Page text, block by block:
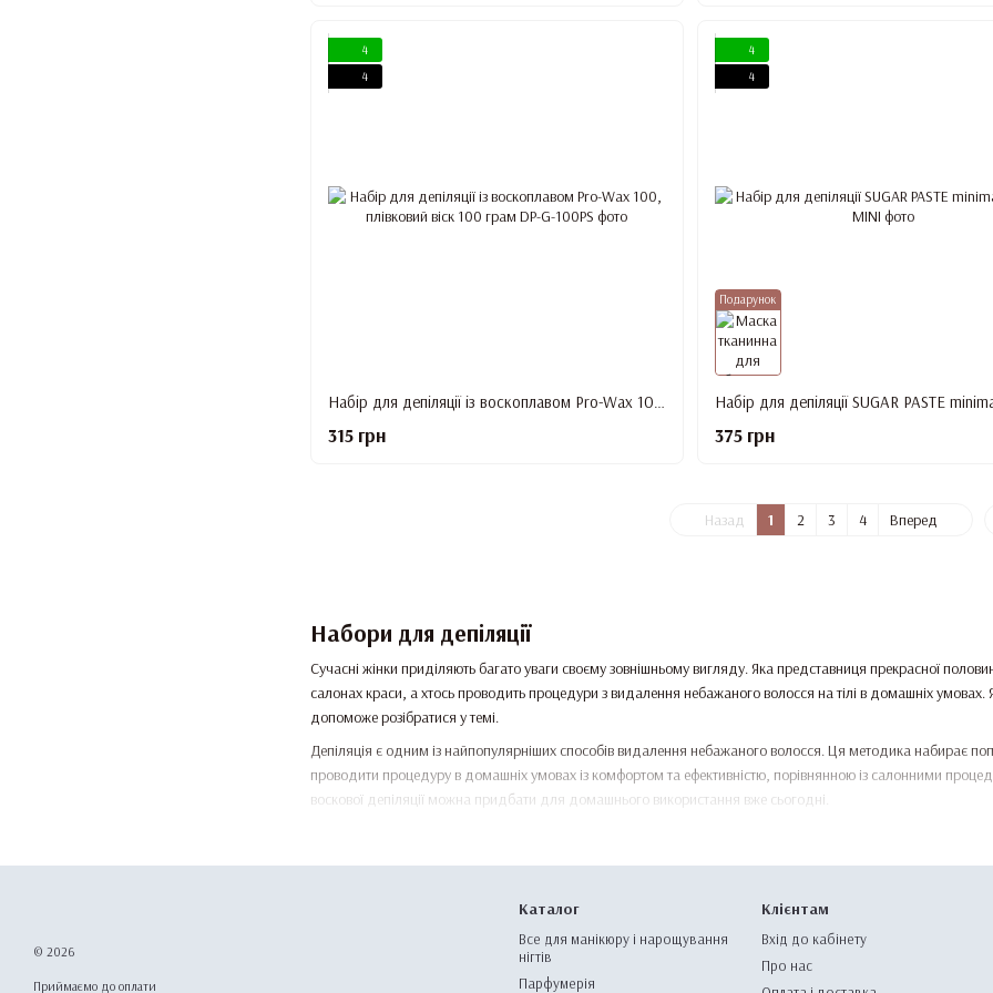
Набори для депіляції
Сучасні жінки приділяють багато уваги своєму зовнішньому вигляду. Яка представниця прекрасної
салонах краси, а хтось проводить процедури з видалення небажаного волосся на тілі в домашніх
допоможе розібратися у темі.
Депіляція є одним із найпопулярніших способів видалення небажаного волосся. Ця методика набирає
проводити процедуру в домашніх умовах із комфортом та ефективністю, порівнянною із салонними
воскової депіляції можна придбати для домашнього використання вже сьогодні.
Види наборів для депіляції. Які існують?
На сучасному ринку товарів для краси представлено кілька різновидів наборів. Вони розроблені для
Воскові набори. Вони містять теплий або холодний віск, спеціальні шпателі, смужки для видалення
тривалого ефекту гладкості. Результат радуватиме від трьох до чотирьох тижнів.
4
4
315 грн
Подарунок
4
4
Набір для депіляції SUGAR PASTE
375 грн
Назад 1 2 3 4 Вперед
© 2026
Приймаємо до оплати
Каталог
Все для манікюру і нарощування
нігтів
Парфумерія
Клієнтам
Вхід до кабінету
Про нас